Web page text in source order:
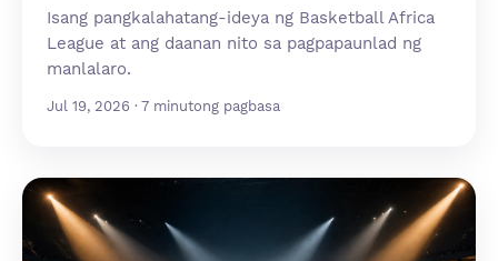
Isang pangkalahatang-ideya ng Basketball Africa
League at ang daanan nito sa pagpapaunlad ng
manlalaro.
Jul 19, 2026 · 7 minutong pagbasa